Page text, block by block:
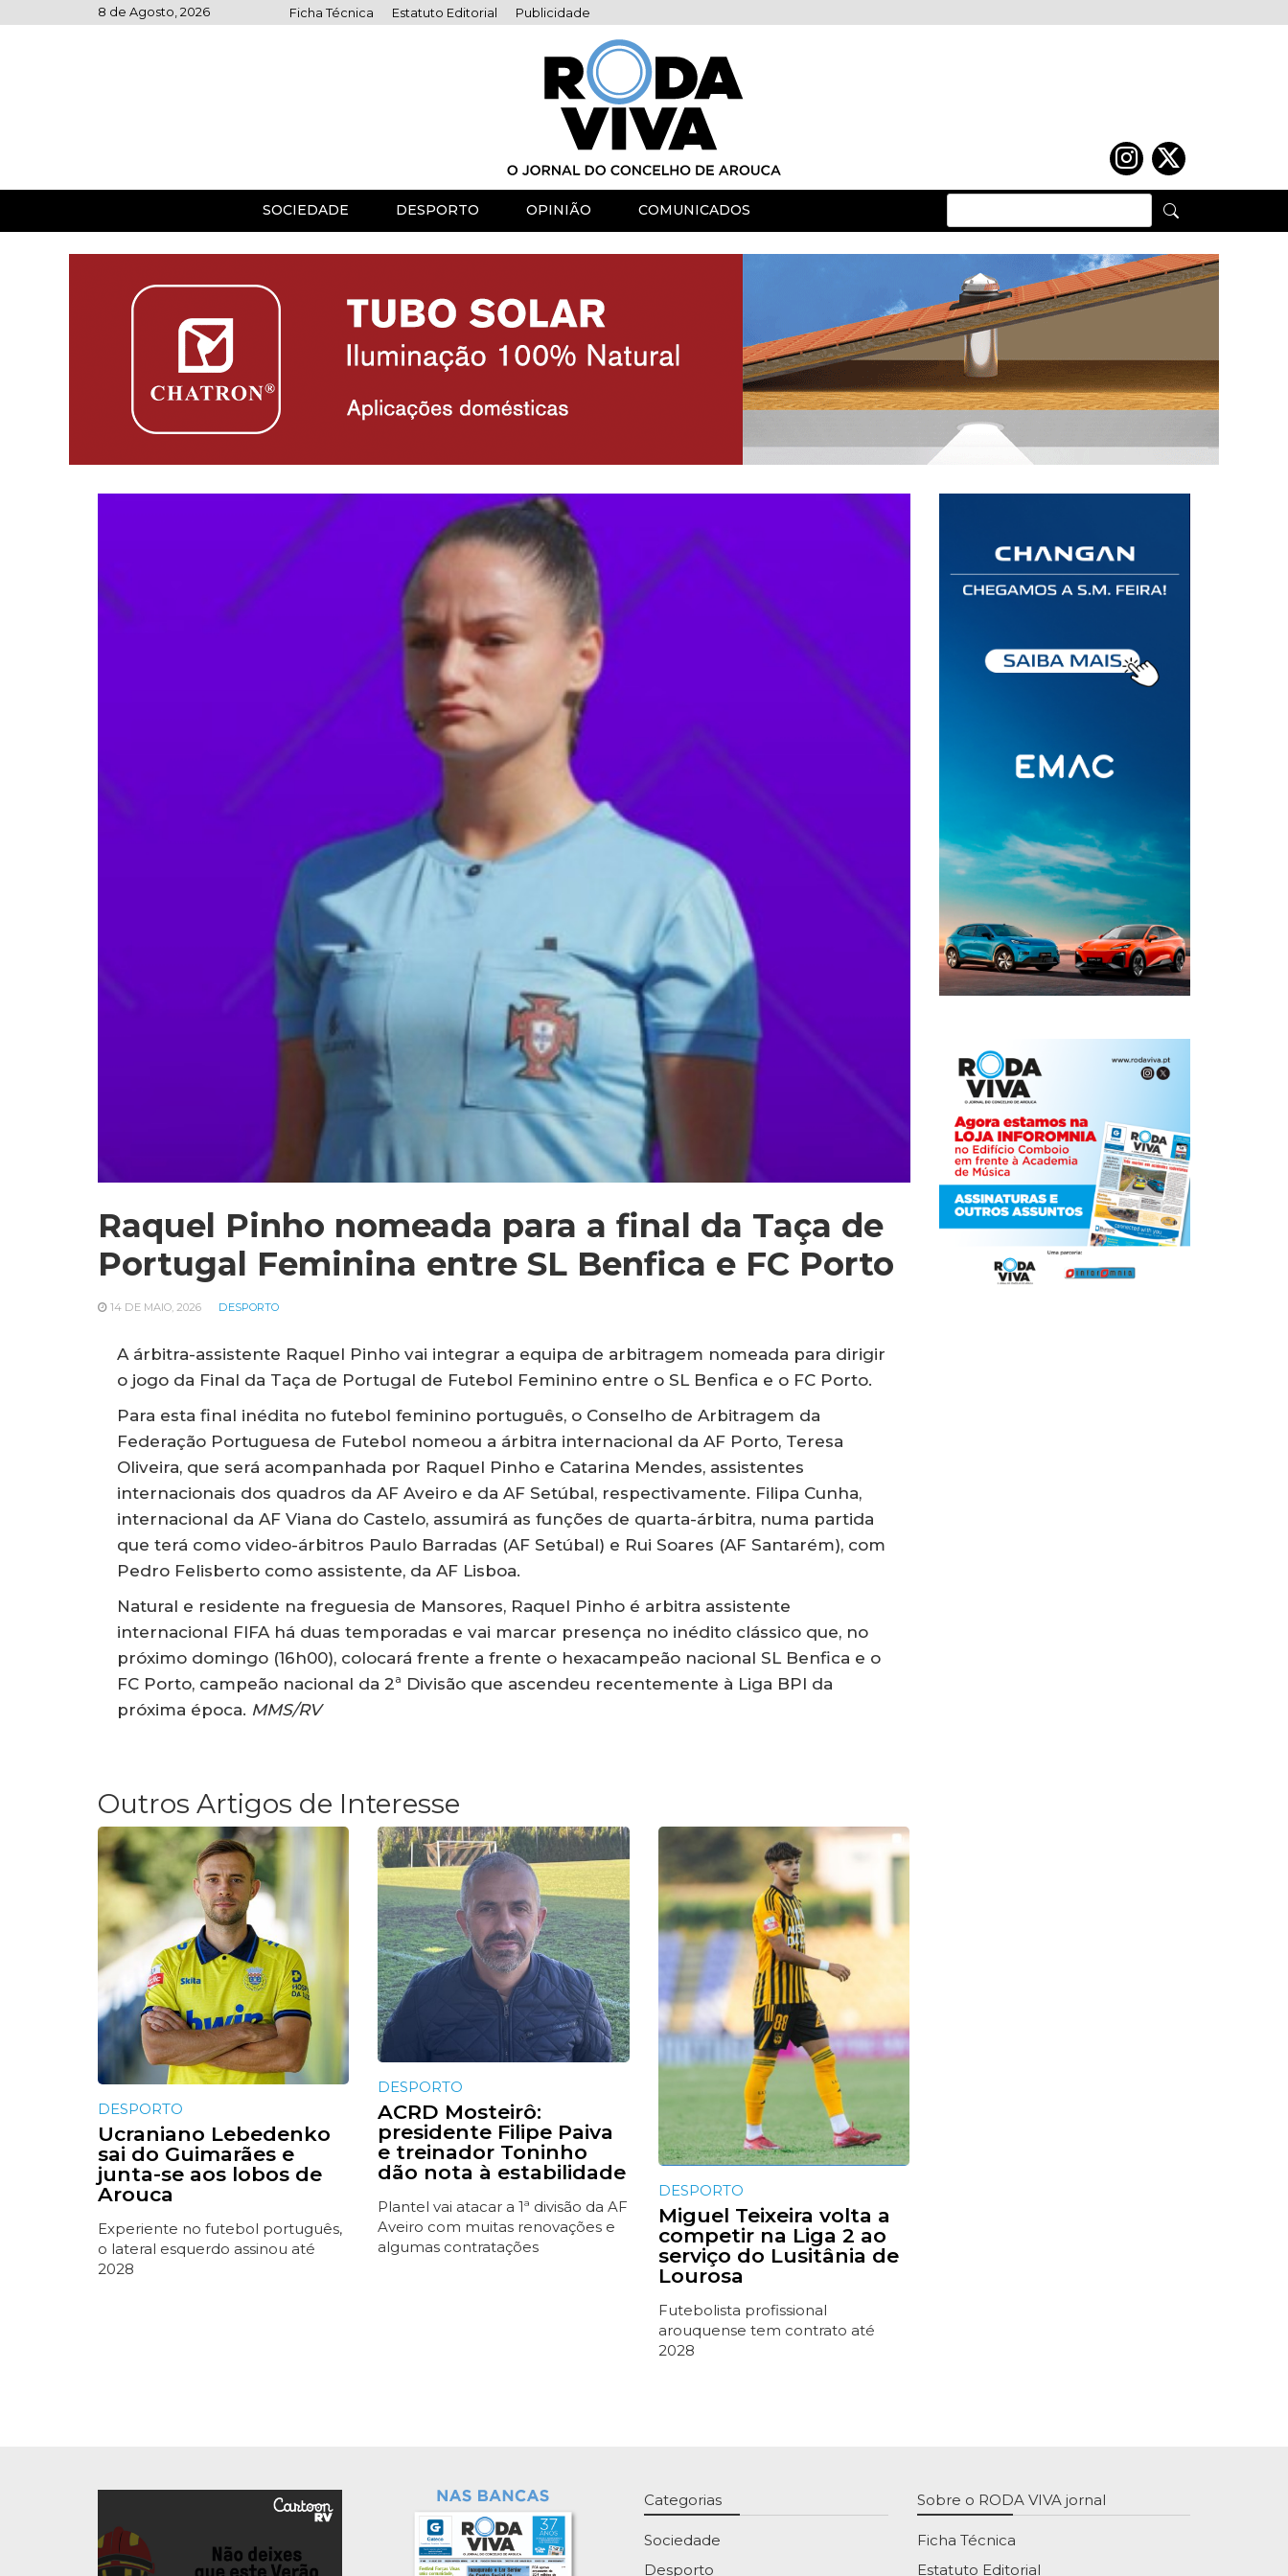
to
8 de Agosto, 2026 Ficha Técnica Estatuto Editorial Publicidade
SOCIEDADE DESPORTO OPINIÃO COMUNICADOS
Raquel Pinho nomeada para a final da Taça de
Portugal Feminina entre SL Benfica e FC Porto
14 DE MAIO, 2026 DESPORTO
A árbitra-assistente Raquel Pinho vai integrar a equipa de arbitragem nomeada para dirigir
o jogo da Final da Taça de Portugal de Futebol Feminino entre o SL Benfica e o FC Porto.
Para esta final inédita no futebol feminino português, o Conselho de Arbitragem da
Federação Portuguesa de Futebol nomeou a árbitra internacional da AF Porto, Teresa
Oliveira, que será acompanhada por Raquel Pinho e Catarina Mendes, assistentes
internacionais dos quadros da AF Aveiro e da AF Setúbal, respectivamente. Filipa Cunha,
internacional da AF Viana do Castelo, assumirá as funções de quarta-árbitra, numa partida
que terá como video-árbitros Paulo Barradas (AF Setúbal) e Rui Soares (AF Santarém), com
Pedro Felisberto como assistente, da AF Lisboa.
Natural e residente na freguesia de Mansores, Raquel Pinho é arbitra assistente
internacional FIFA há duas temporadas e vai marcar presença no inédito clássico que, no
próximo domingo (16h00), colocará frente a frente o hexacampeão nacional SL Benfica e o
FC Porto, campeão nacional da 2ª Divisão que ascendeu recentemente à Liga BPI da
próxima época. MMS/RV
Outros Artigos de Interesse
DESPORTO
Ucraniano Lebedenko
sai do Guimarães e
junta-se aos lobos de
Arouca
Experiente no futebol português,
o lateral esquerdo assinou até
2028
DESPORTO
ACRD Mosteirô:
presidente Filipe Paiva
e treinador Toninho
dão nota à estabilidade
Plantel vai atacar a 1ª divisão da AF
Aveiro com muitas renovações e
algumas contratações
DESPORTO
Miguel Teixeira volta a
competir na Liga 2 ao
serviço do Lusitânia de
Lourosa
Futebolista profissional
arouquense tem contrato até
2028
Categorias
Sociedade
Desporto
Sobre o RODA VIVA jornal
Ficha Técnica
Estatuto Editorial